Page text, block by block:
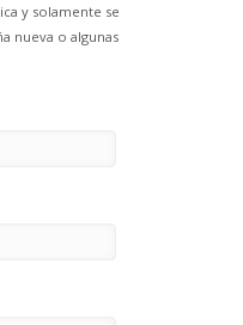
y solamente se
nueva o algunas